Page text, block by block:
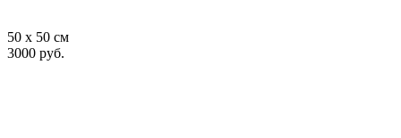
50 x 50 см
3000 руб.